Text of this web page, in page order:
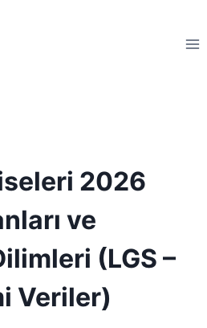
2026
ve
(LGS –
Veriler)